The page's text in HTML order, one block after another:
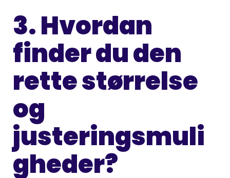
3. Hvordan
finder du den
rette størrelse
og
justeringsmuli
gheder?